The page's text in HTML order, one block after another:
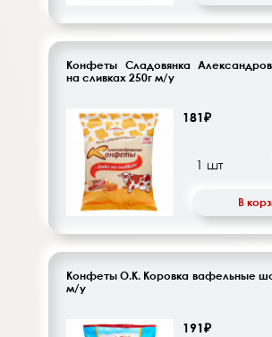
Конфеты Сладовянка
на сливках 250г м/у
181₽
В
Конфеты О.К. Коровка вафельные
м/у
191₽